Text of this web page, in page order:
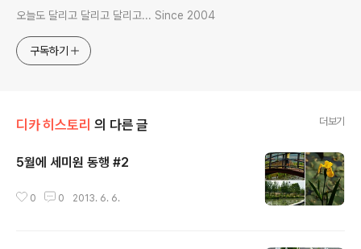
오늘도 달리고 달리고 달리고... Since 2004
구독하기
디카 히스토리 의 다른 글 더보기
5월에 세미원 동행 #2
0 0 2013. 6. 6.